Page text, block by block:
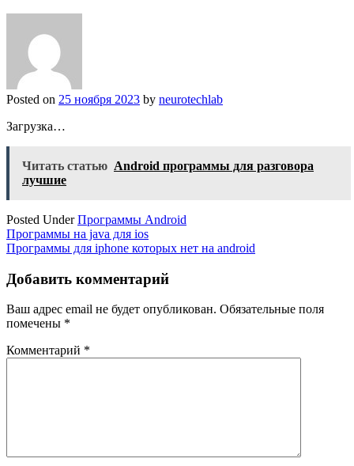
Posted on 25 ноября 2023 by neurotechlab
Загрузка…
Читать статью Android программы для разговора
лучшие
Posted UnderПрограммы Android
Навигация
по
записям
Программы на java для ios
Программы для iphone которых нет на android
Добавить комментарий
Ваш адрес email не будет опубликован. Обязательные поля
помечены *
Комментарий *